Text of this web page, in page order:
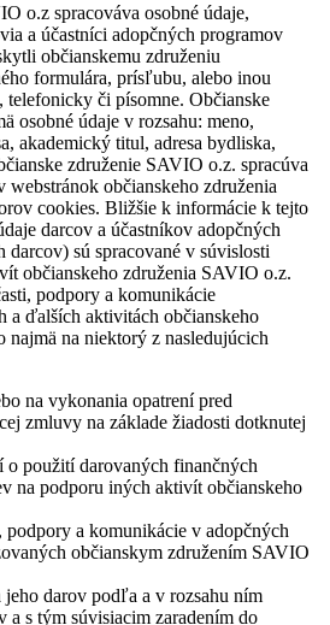
o.z spracováva osobné údaje,
a účastníci adopčných programov
občianskemu združeniu
formulára, prísľubu, alebo inou
telefonicky či písomne. Občianske
osobné údaje v rozsahu: meno,
akademický titul, adresa bydliska,
združenie SAVIO o.z. spracúva
občianskeho združenia
cookies. Bližšie k informácie k tejto
darcov a účastníkov adopčných
darcov) sú spracované v súvislosti
občianskeho združenia SAVIO o.z.
podpory a komunikácie
a ďalších aktivitách občianskeho
najmä na niektorý z nasledujúcich
na vykonania opatrení pred
zmluvy na základe žiadosti dotknutej
o použití darovaných finančných
na podporu iných aktivít občianskeho
podpory a komunikácie v adopčných
občianskym združením SAVIO
darov podľa a v rozsahu ním
a s tým súvisiacim zaradením do